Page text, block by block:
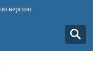
версию